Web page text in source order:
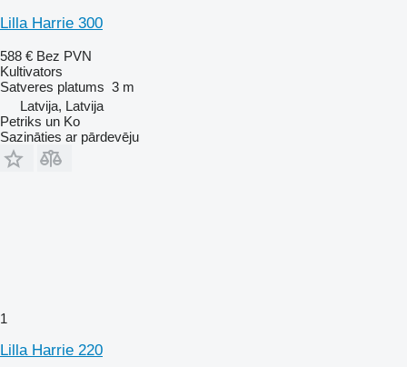
Lilla Harrie 300
588 € Bez PVN
Kultivators
Satveres platums 3 m
Latvija, Latvija
Petriks un Ko
Sazināties ar pārdevēju
1
Lilla Harrie 220